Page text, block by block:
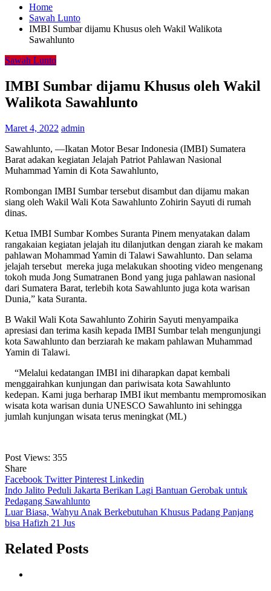
Home
Sawah Lunto
IMBI Sumbar dijamu Khusus oleh Wakil Walikota
Sawahlunto
Sawah Lunto
IMBI Sumbar dijamu Khusus oleh Wakil
Walikota Sawahlunto
Maret 4, 2022 admin
Sawahlunto, —Ikatan Motor Besar Indonesia (IMBI) Sumatera
Barat adakan kegiatan Jelajah Patriot Pahlawan Nasional
Muhammad Yamin di Kota Sawahlunto,
Rombongan IMBI Sumbar tersebut disambut dan dijamu makan
siang oleh Wakil Wali Kota Sawahlunto Zohirin Sayuti di rumah
dinas.
Ketua IMBI Sumbar Kombes Suranta Pinem menyatakan dalam
rangakaian kegiatan jelajah itu dilanjutkan dengan ziarah ke makam
pahlawan Mohammad Yamin di Talawi Sawahlunto. Dan selama
jelajah tersebut mereka juga melakukan shooting video mengenang
tokoh muda Jong Sumatranen Bond yang juga pahlawan nasional
dari Sumatera Barat, terlebih kota Sawahlunto juga kota warisan
Dunia,” kata Suranta.
B Wakil Wali Kota Sawahlunto Zohirin Sayuti menyampaika
apresiasi dan terima kasih kepada IMBI Sumbar telah mengunjungi
kota Sawahlunto dan berziarah ke makam pahlawan Muhammad
Yamin di Talawi.
“Melalui kedatangan IMBI ini diharapkan dapat kembali
menggairahkan kunjungan dan pariwisata kota Sawahlunto
kedepan. Kami juga berharap IMBI ikut membantu mempromosikan
wisata kota warisan dunia UNESCO Sawahlunto ini sehingga
jumlah kunjungan wisata terus meningkat (ML)
Post Views: 355
Share
Facebook TwitterPinterest Linkedin
Navigasi
pos
Indo Jalito Peduli Jakarta Berikan Lagi Bantuan Gerobak untuk
Pedagang Sawahlunto
Luar Biasa, Wahyu Anak Berkebutuhan Khusus Padang Panjang
bisa Hafizh 21 Jus
Related Posts